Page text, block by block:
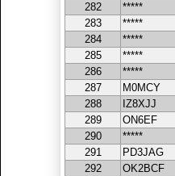
282
*****
283
*****
284
*****
285
*****
286
*****
287
M0MCY
288
IZ8XJJ
289
ON6EF
290
*****
291
PD3JAG
292
OK2BCF